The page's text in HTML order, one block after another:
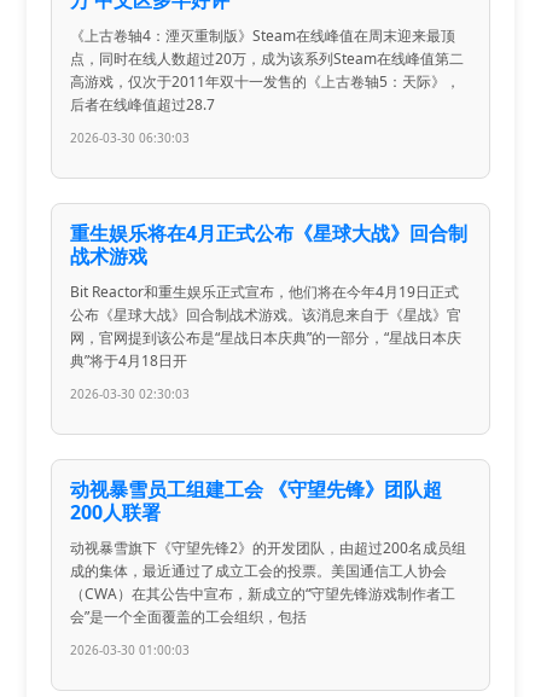
《上古卷轴4：湮灭重制版》Steam在线峰值在周末迎来最顶
点，同时在线人数超过20万，成为该系列Steam在线峰值第二
高游戏，仅次于2011年双十一发售的《上古卷轴5：天际》，
后者在线峰值超过28.7
2026-03-30 06:30:03
重生娱乐将在4月正式公布《星球大战》回合制
战术游戏
Bit Reactor和重生娱乐正式宣布，他们将在今年4月19日正式
公布《星球大战》回合制战术游戏。该消息来自于《星战》官
网，官网提到该公布是“星战日本庆典”的一部分，“星战日本庆
典”将于4月18日开
2026-03-30 02:30:03
动视暴雪员工组建工会 《守望先锋》团队超
200人联署
动视暴雪旗下《守望先锋2》的开发团队，由超过200名成员组
成的集体，最近通过了成立工会的投票。美国通信工人协会
（CWA）在其公告中宣布，新成立的“守望先锋游戏制作者工
会”是一个全面覆盖的工会组织，包括
2026-03-30 01:00:03